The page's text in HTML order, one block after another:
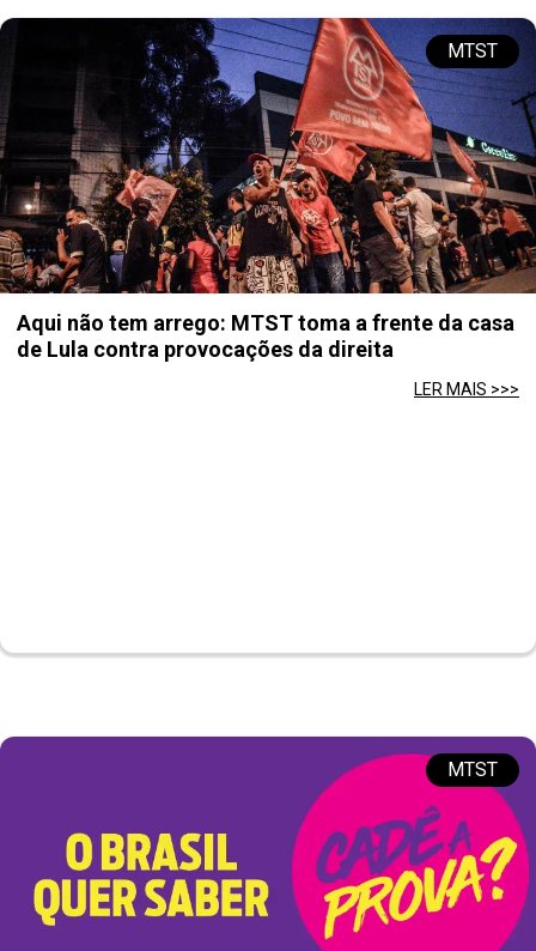
MTST
Aqui não tem arrego: MTST toma a frente da casa
de Lula contra provocações da direita
LER MAIS >>>
MTST